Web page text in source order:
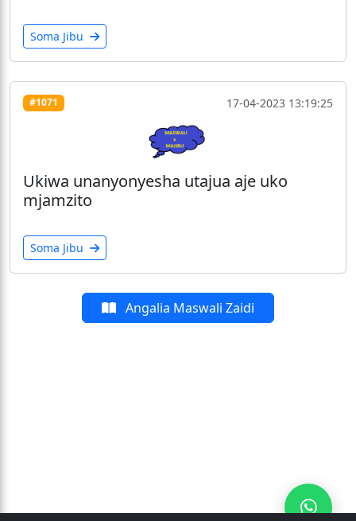
Soma Jibu
#1071 17-04-2023 13:19:25
Ukiwa unanyonyesha utajua aje uko
mjamzito
Soma Jibu
Angalia Maswali Zaidi